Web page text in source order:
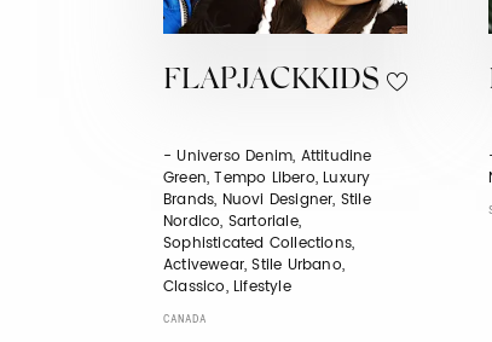
FLAPJACKKIDS
- Universo Denim, Attitudine
Green, Tempo Libero, Luxury
Brands, Nuovi Designer, Stile
Nordico, Sartoriale,
Sophisticated Collections,
Activewear, Stile Urbano,
Classico, Lifestyle
CANADA